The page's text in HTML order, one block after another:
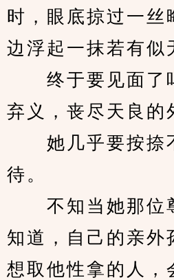
时，眼底掠过一丝
边浮起一抹若有似
终于要见面了
弃义，丧尽天良的
她几乎要按捺
待。
不知当她那位
知道，自己的亲外
想取他性拿的人，